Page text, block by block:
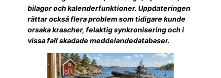
bilagor och kalenderfunktioner. Uppdateringen
rättar också flera problem som tidigare kunde
orsaka krascher, felaktig synkronisering och i
vissa fall skadade meddelandedatabaser.